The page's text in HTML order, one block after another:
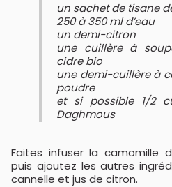
un sachet de tisane
250 à 350 ml d’eau
un demi-citron
une cuillère à
cidre bio
une demi-cuillère à
poudre
et si possible 1/2
Daghmous
Faites infuser la camomille
puis ajoutez les autres
cannelle et jus de citron.